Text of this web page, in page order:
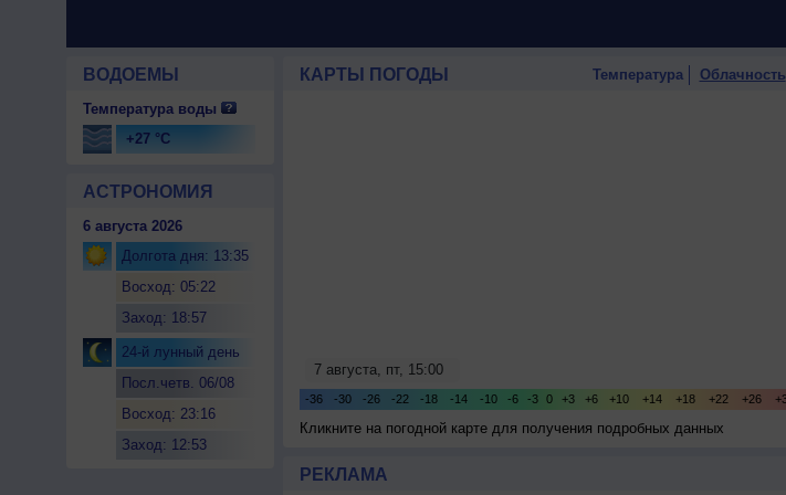
ВОДОЕМЫ
Температура воды
+27 °C
АСТРОНОМИЯ
6 августа 2026
Долгота дня: 13:35
Восход: 05:22
Заход: 18:57
24-й лунный день
Посл.четв. 06/08
Восход: 23:16
Заход: 12:53
КАРТЫ ПОГОДЫ Температура Облачность
Кликните на погодной карте для получения подробных данных
РЕКЛАМА